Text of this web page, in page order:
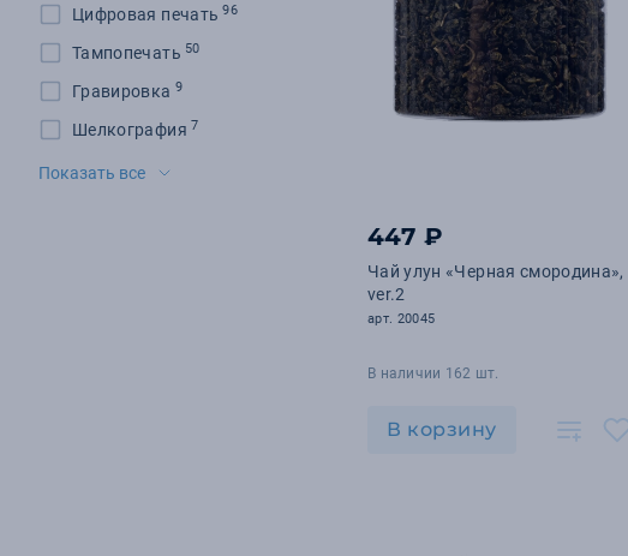
Цифровая печать 96
Тампопечать 50
Гравировка 9
Шелкография 7
Шильд
Показать все
447 ₽
Чай улун «Черная смородина»,
ver.2
арт. 20045
В наличии 162 шт.
В корзину